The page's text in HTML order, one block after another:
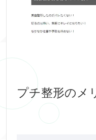
プチ整形のメ